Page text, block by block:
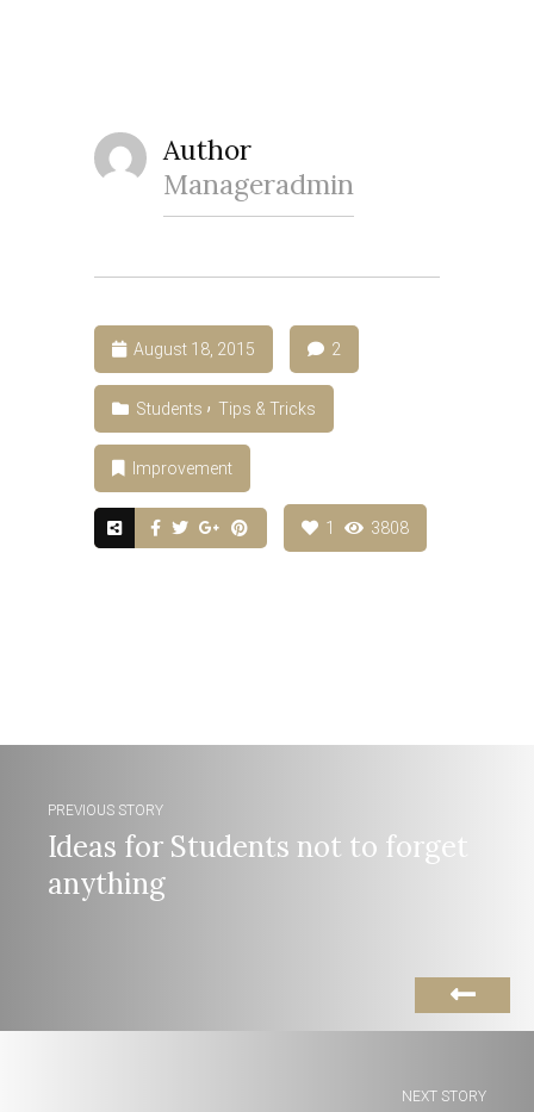
Author
Manageradmin
August 18, 2015 2
Students Tips & Tricks
Improvement
1 3808
PREVIOUS STORY
Ideas for Students not to forget
anything
NEXT STORY